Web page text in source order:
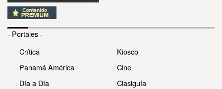
- Portales -
Crítica
Panamá América
Día a Día
Kiosco
Cine
Clasiguía